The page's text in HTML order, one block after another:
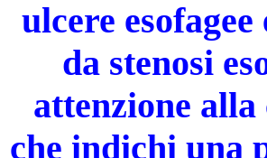
ulcere
da stenosi
attenzione alla
che indichi una